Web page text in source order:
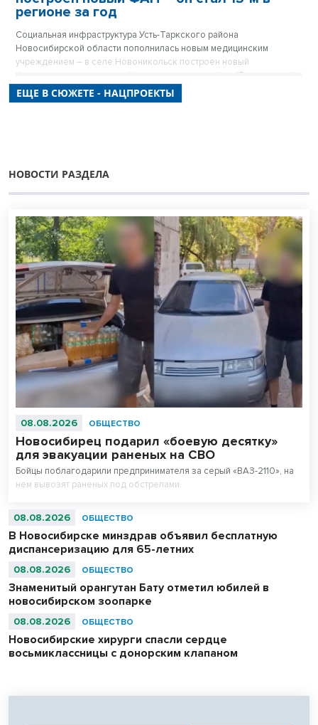
регионе за год
Социальная инфраструктура Усть-Таркского района
Новосибирской области пополнилась новым медицинским
учреждением – в селе Новоникольск построен новый
фельдшерско-акушерский пункт, рассчитанный на 15 посещений
в смену.
ЕЩЕ В СЮЖЕТЕ - НАЦПРОЕКТЫ
НОВОСТИ РАЗДЕЛА
08.08.2026 ОБЩЕСТВО
Новосибирец подарил «боевую десятку»
для эвакуации раненых на СВО
Бойцы поблагодарили предпринимателя за серый «ВАЗ-2110», на
нем вывозят раненых под обстрелами.
08.08.2026 ОБЩЕСТВО
В Новосибирске минздрав объявил бесплатную
диспансеризацию для 65-летних
08.08.2026 ОБЩЕСТВО
Знаменитый орангутан Бату отметил юбилей в
новосибирском зоопарке
08.08.2026 ОБЩЕСТВО
Новосибирские хирурги спасли сердце
восьмиклассницы с донорским клапаном